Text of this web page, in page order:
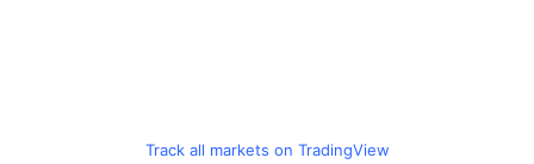
Track all markets on TradingView